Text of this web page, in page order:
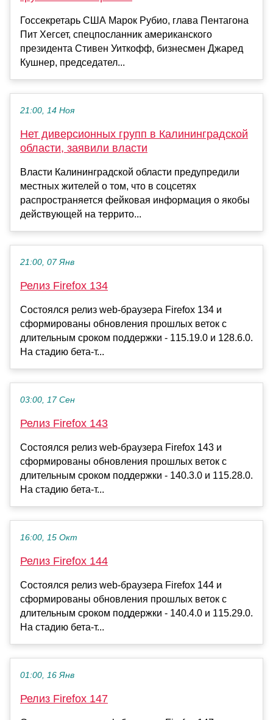
Госсекретарь США Марок Рубио, глава Пентагона
Пит Хегсет, спецпосланник американского
президента Стивен Уиткофф, бизнесмен Джаред
Кушнер, председател...
21:00, 14 Ноя
Нет диверсионных групп в Калининградской
области, заявили власти
Власти Калининградской области предупредили
местных жителей о том, что в соцсетях
распространяется фейковая информация о якобы
действующей на террито...
21:00, 07 Янв
Релиз Firefox 134
Состоялся релиз web-браузера Firefox 134 и
сформированы обновления прошлых веток с
длительным сроком поддержки - 115.19.0 и 128.6.0.
На стадию бета-т...
03:00, 17 Сен
Релиз Firefox 143
Состоялся релиз web-браузера Firefox 143 и
сформированы обновления прошлых веток с
длительным сроком поддержки - 140.3.0 и 115.28.0.
На стадию бета-т...
16:00, 15 Окт
Релиз Firefox 144
Состоялся релиз web-браузера Firefox 144 и
сформированы обновления прошлых веток с
длительным сроком поддержки - 140.4.0 и 115.29.0.
На стадию бета-т...
01:00, 16 Янв
Релиз Firefox 147